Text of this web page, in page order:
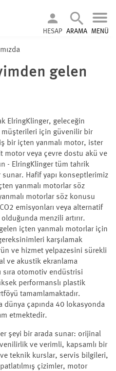
HESAP ARAMA MENÜ
gelen
ElringKlinger, geleceğin
için güvenilir bir
bir içten yanmalı motor, ister
motor veya çevre dostu akü ve
- ElringKlinger tüm tahrik
Hafif yapı konseptlerimiz
yanmalı motorlar söz
motorlar söz konusu
emisyonları veya alternatif
menzili artırır.
içten yanmalı motorlar için
karşılamak
ve hizmet yelpazesini sürekli
ve akustik ekranlama
otomotiv endüstrisi
performanslı plastik
tamamlamaktadır.
dünya çapında 40 lokasyonda
etmektedir.
şeyi bir arada sunar: orijinal
ve verimli, kapsamlı bir
teknik kurslar, servis bilgileri,
çizimler, motor